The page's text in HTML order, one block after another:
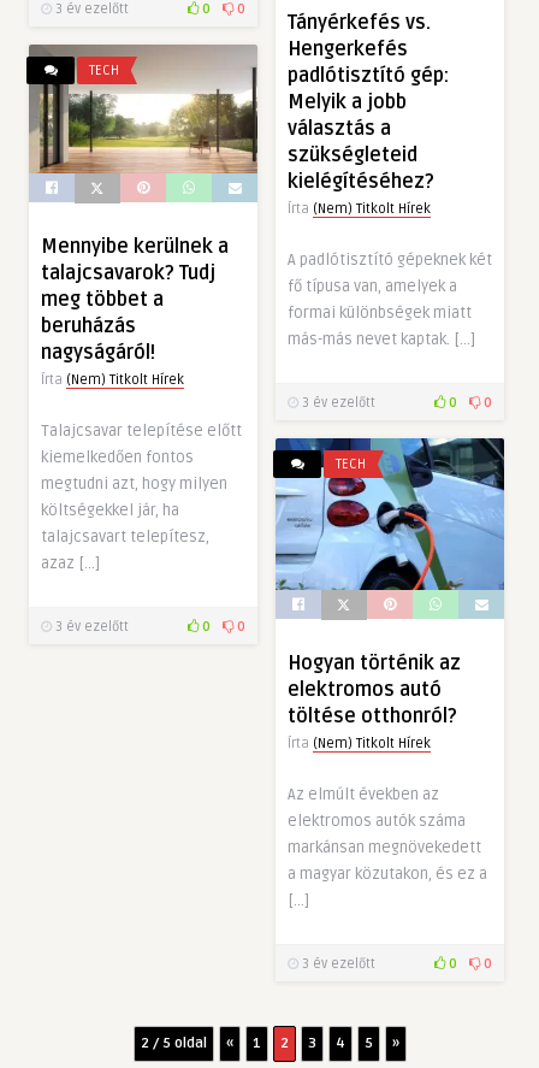
3 év ezelőtt 0 0
Tányérkefés vs.
Hengerkefés
padlótisztító gép:
Melyik a jobb
választás a
szükségleteid
kielégítéséhez?
Írta (Nem) Titkolt Hírek
A padlótisztító gépeknek két
fő típusa van, amelyek a
formai különbségek miatt
más-más nevet kaptak. […]
3 év ezelőtt 0 0
TECH
Mennyibe kerülnek a
talajcsavarok? Tudj
meg többet a
beruházás
nagyságáról!
Írta (Nem) Titkolt Hírek
Talajcsavar telepítése előtt
kiemelkedően fontos
megtudni azt, hogy milyen
költségekkel jár, ha
talajcsavart telepítesz,
azaz […]
3 év ezelőtt 0 0
TECH
Hogyan történik az
elektromos autó
töltése otthonról?
Írta (Nem) Titkolt Hírek
Az elmúlt években az
elektromos autók száma
markánsan megnövekedett
a magyar közutakon, és ez a
[…]
3 év ezelőtt 0 0
2 / 5 oldal « 1 2 3 4 5 »